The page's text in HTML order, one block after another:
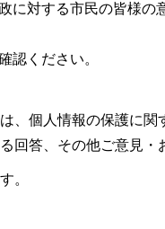
に対する市民の皆様
認ください。
、個人情報の保護に
回答、その他ご意見
。